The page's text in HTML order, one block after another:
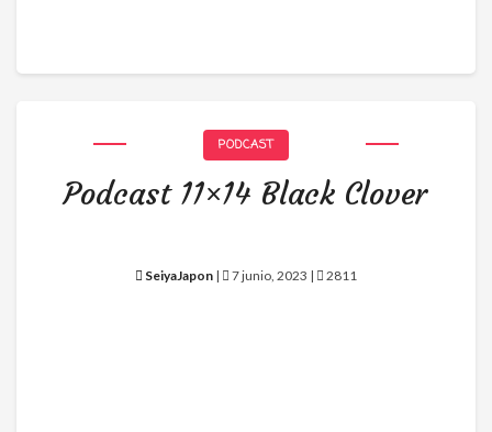
PODCAST
Podcast 11×14 Black Clover
SeiyaJapon | 7 junio, 2023 | 2811